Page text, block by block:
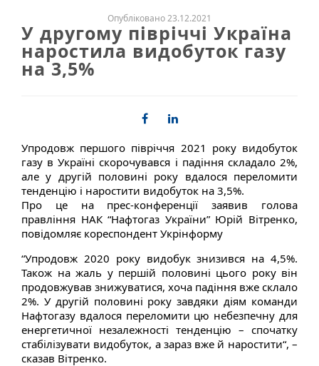
Опубліковано 23.12.2021
У другому півріччі Україна
наростила видобуток газу
на 3,5%
Упродовж першого півріччя 2021 року видобуток
газу в Україні скорочувався і падіння складало 2%,
але у другій половині року вдалося переломити
тенденцію і наростити видобуток на 3,5%.
Про це на прес-конференції заявив голова
правління НАК “Нафтогаз України” Юрій Вітренко,
повідомляє кореспондент Укрінформу
“Упродовж 2020 року видобук знизився на 4,5%.
Також на жаль у першій половині цього року він
продовжував знижуватися, хоча падіння вже склало
2%. У другій половині року завдяки діям команди
Нафтогазу вдалося переломити цю небезпечну для
енергетичної незалежності тенденцію – спочатку
стабілізувати видобуток, а зараз вже й наростити“, –
сказав Вітренко.